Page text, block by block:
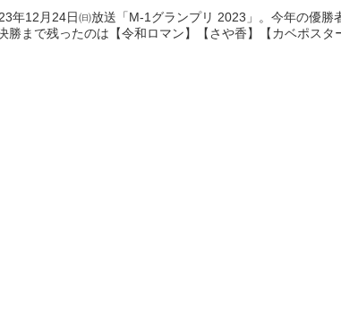
年12月24日㈰放送「M-1グランプリ 2023」。今年の優
勝まで残ったのは【令和ロマン】【さや香】【カベポス